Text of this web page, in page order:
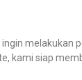
kami siap